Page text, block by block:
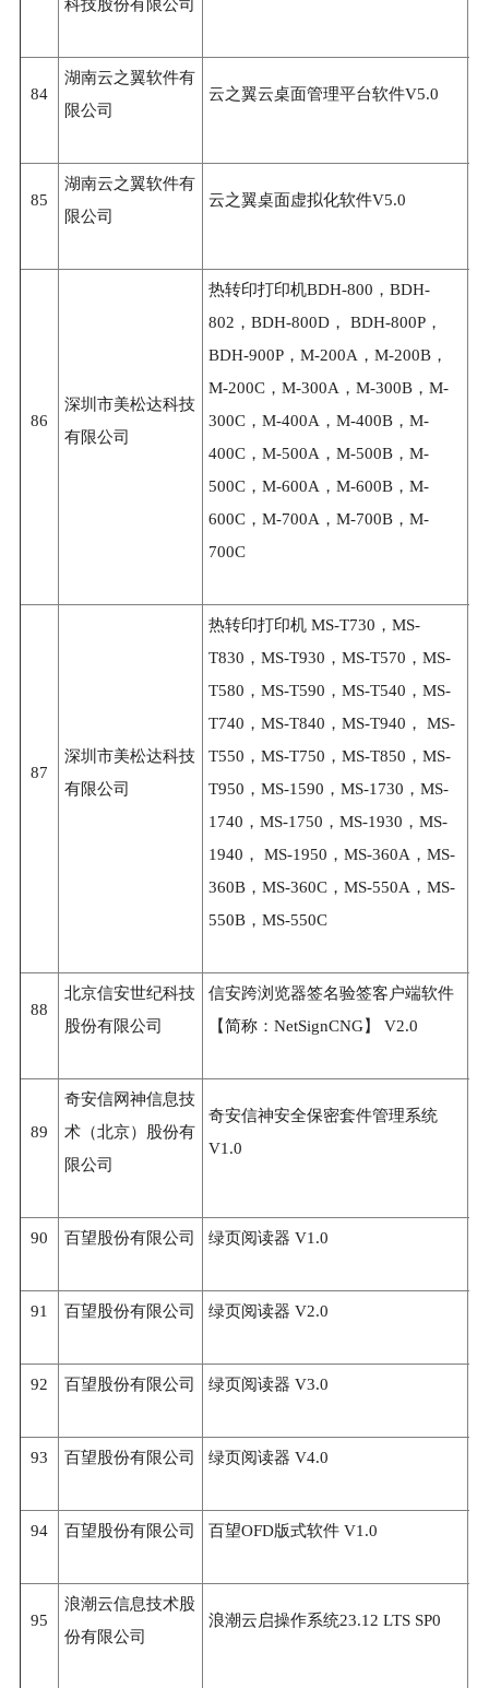
科技股份有限公司
84
湖南云之翼软件有
限公司
云之翼云桌面管理平台软件V5.0
85
湖南云之翼软件有
限公司
云之翼桌面虚拟化软件V5.0
86
深圳市美松达科技
有限公司
热转印打印机BDH-800，BDH-
802，BDH-800D， BDH-800P，
BDH-900P，M-200A，M-200B，
M-200C，M-300A，M-300B，M-
300C，M-400A，M-400B，M-
400C，M-500A，M-500B，M-
500C，M-600A，M-600B，M-
600C，M-700A，M-700B，M-
700C
87
深圳市美松达科技
有限公司
热转印打印机 MS-T730，MS-
T830，MS-T930，MS-T570，MS-
T580，MS-T590，MS-T540，MS-
T740，MS-T840，MS-T940， MS-
T550，MS-T750，MS-T850，MS-
T950，MS-1590，MS-1730，MS-
1740，MS-1750，MS-1930，MS-
1940， MS-1950，MS-360A，MS-
360B，MS-360C，MS-550A，MS-
550B，MS-550C
88
北京信安世纪科技
股份有限公司
信安跨浏览器签名验签客户端软件
【简称：NetSignCNG】 V2.0
89
奇安信网神信息技
术（北京）股份有
限公司
奇安信神安全保密套件管理系统
V1.0
90 百望股份有限公司 绿页阅读器 V1.0
91 百望股份有限公司 绿页阅读器 V2.0
92 百望股份有限公司 绿页阅读器 V3.0
93 百望股份有限公司 绿页阅读器 V4.0
94 百望股份有限公司 百望OFD版式软件 V1.0
95
浪潮云信息技术股
份有限公司
浪潮云启操作系统23.12 LTS SP0